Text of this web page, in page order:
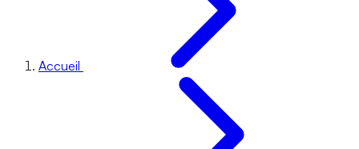
Accueil